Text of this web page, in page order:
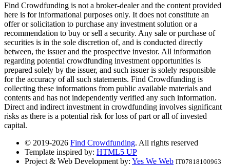
Find Crowdfunding is not a broker-dealer and the content provided
here is for informational purposes only. It does not constitute an
offer or solicitation to purchase any investment solution or a
recommendation to buy or sell a security. Any sale or purchase of
securities is in the sole discretion of, and is conducted directly
between, the issuer and the prospective investor. All information
regarding potential crowdfunding investment opportunities is
prepared solely by the issuer, and such issuer is solely responsible
for the accuracy of all such statements. Find Crowdfunding is
collecting these informations from public available materials and
contents and has not independently verified any such information.
Direct and indirect investment in crowdfunding involves significant
risks as there is a potential risk for loss of part or all of invested
capital.
© 2019-2026 Find Crowdfunding. All rights reserved
Template inspired by: HTML5 UP
Project & Web Development by: Yes We Web IT07818100963